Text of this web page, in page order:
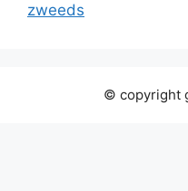
zweeds
© copyright